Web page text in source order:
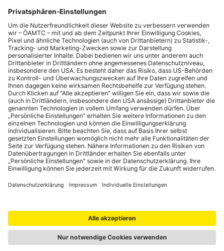
KUNDENINFORMATION
Schließen
Versicherungsvermittler:
ÖAMTC-Betriebe GmbH
1030 Wien,
Baumgasse 129
Fb-Nr.: 96287z
GISA-Zahl: 23409217
Leasingunternehmen:
Versicherungsagenteinander nicht konkurrierende Produkte
folgender Versicherungsgesellschaften: